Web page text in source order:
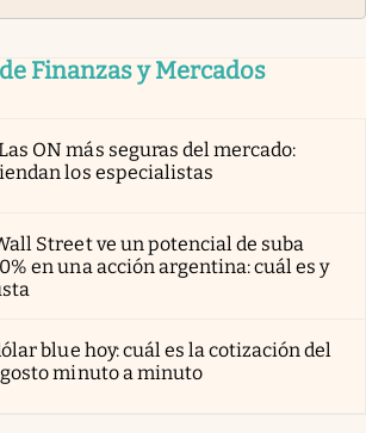
Finanzas y Mercados
ON más seguras del mercado:
los especialistas
Street ve un potencial de suba
en una acción argentina: cuál es y
blue hoy: cuál es la cotización del
minuto a minuto